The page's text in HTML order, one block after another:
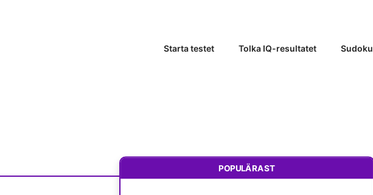
Starta testet Tolka IQ-resultatet Sudoku
POPULÄRAST